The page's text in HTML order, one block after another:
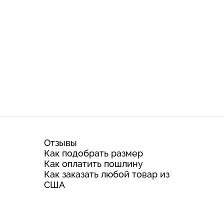
Отзывы
Как подобрать размер
Как оплатить пошлину
Как заказать любой товар из
США